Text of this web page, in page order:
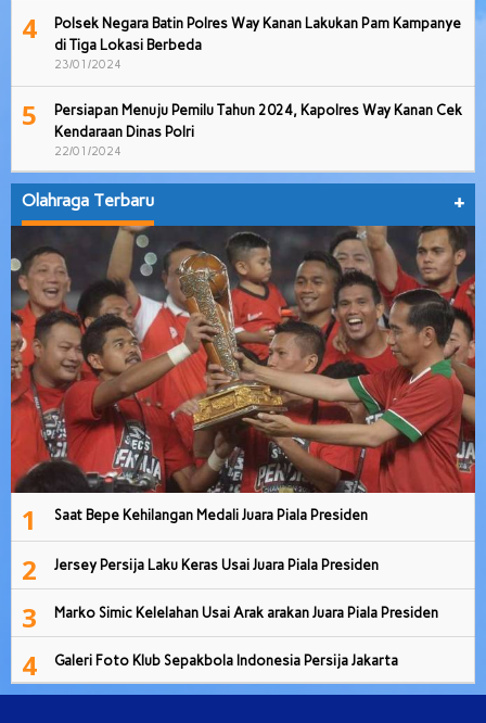
4
Polsek Negara Batin Polres Way Kanan Lakukan Pam Kampanye
di Tiga Lokasi Berbeda
23/01/2024
5
Persiapan Menuju Pemilu Tahun 2024, Kapolres Way Kanan Cek
Kendaraan Dinas Polri
22/01/2024
Olahraga Terbaru +
1 Saat Bepe Kehilangan Medali Juara Piala Presiden
2 Jersey Persija Laku Keras Usai Juara Piala Presiden
3 Marko Simic Kelelahan Usai Arak arakan Juara Piala Presiden
4 Galeri Foto Klub Sepakbola Indonesia Persija Jakarta